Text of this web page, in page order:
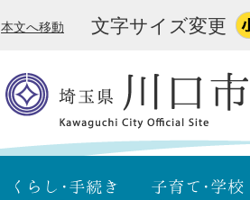
本文へ移動 文字サイズ変更